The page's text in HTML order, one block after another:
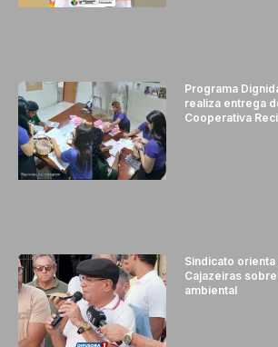
Programa
realiza entrega
Cooperativa
Sindicato
Cajazeiras
ambiental